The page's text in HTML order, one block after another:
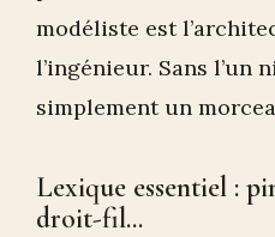
modéliste est
l’ingénieur. Sans l’un
simplement un
Lexique essentiel :
droit-fil...